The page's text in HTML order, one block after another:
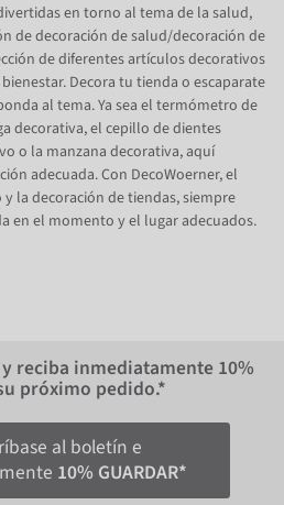
en torno al tema de la salud,
de decoración de salud/decoración de
de diferentes artículos decorativos
Decora tu tienda o escaparate
al tema. Ya sea el termómetro de
decorativa, el cepillo de dientes
o la manzana decorativa, aquí
adecuada. Con DecoWoerner, el
la decoración de tiendas, siempre
en el momento y el lugar adecuados.
reciba inmediatamente 10%
próximo pedido.*
al boletín e
10% GUARDAR*